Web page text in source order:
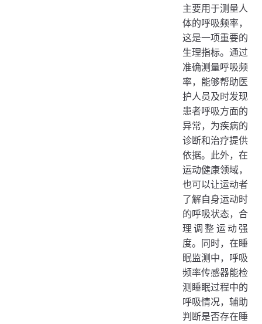
三、技术原理
四、应用场景
1. 医疗监护
2. 运动健康
3. 睡眠监测
五、使用举例
医疗场景
运动场景
睡眠场景
主要用于测量人
体的呼吸频率，
这是一项重要的
生理指标。通过
准确测量呼吸频
率，能够帮助医
护人员及时发现
患者呼吸方面的
异常，为疾病的
诊断和治疗提供
依据。此外，在
运动健康领域，
也可以让运动者
了解自身运动时
的呼吸状态，合
理调整运动强
度。同时，在睡
眠监测中，呼吸
频率传感器能检
测睡眠过程中的
呼吸情况，辅助
判断是否存在睡